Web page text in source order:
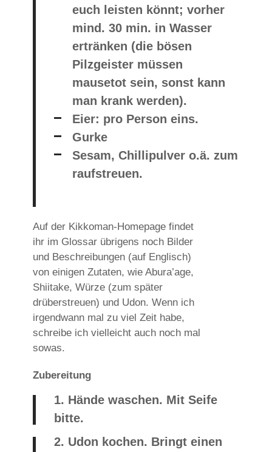
euch leisten könnt; vorher
mind. 30 min. in Wasser
ertränken (die bösen
Pilzgeister müssen
mausetot sein, sonst kann
man krank werden).
Eier: pro Person eins.
Gurke
Sesam, Chillipulver o.ä. zum
raufstreuen.
Auf der Kikkoman-Homepage findet
ihr im Glossar übrigens noch Bilder
und Beschreibungen (auf Englisch)
von einigen Zutaten, wie Abura’age,
Shiitake, Würze (zum später
drüberstreuen) und Udon. Wenn ich
irgendwann mal zu viel Zeit habe,
schreibe ich vielleicht auch noch mal
sowas.
Zubereitung
1. Hände waschen. Mit Seife
bitte.
2. Udon kochen. Bringt einen